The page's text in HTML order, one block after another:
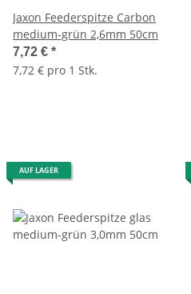
Jaxon Feederspitze Carbon
medium-grün 2,6mm 50cm
7,72 € *
7,72 € pro 1 Stk.
AUF LAGER